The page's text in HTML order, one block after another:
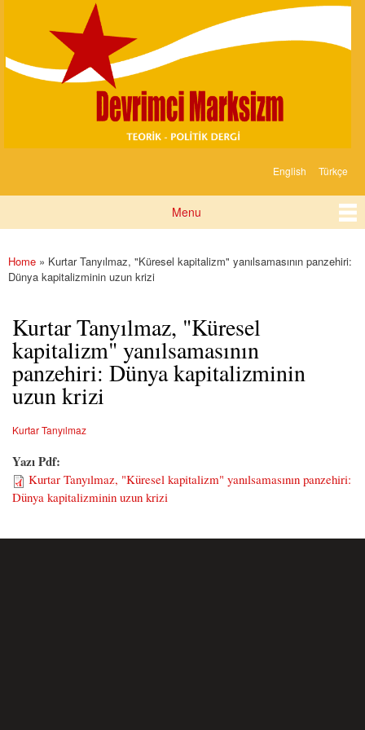
content
Marksizm
English Türkçe
Menu
You are here
Home » Kurtar Tanyılmaz, "Küresel kapitalizm" yanılsamasının panzehiri:
Dünya kapitalizminin uzun krizi
Kurtar Tanyılmaz, "Küresel
kapitalizm" yanılsamasının
panzehiri: Dünya kapitalizminin
uzun krizi
Kurtar Tanyılmaz
Yazı Pdf:
Kurtar Tanyılmaz, "Küresel kapitalizm" yanılsamasının panzehiri:
Dünya kapitalizminin uzun krizi